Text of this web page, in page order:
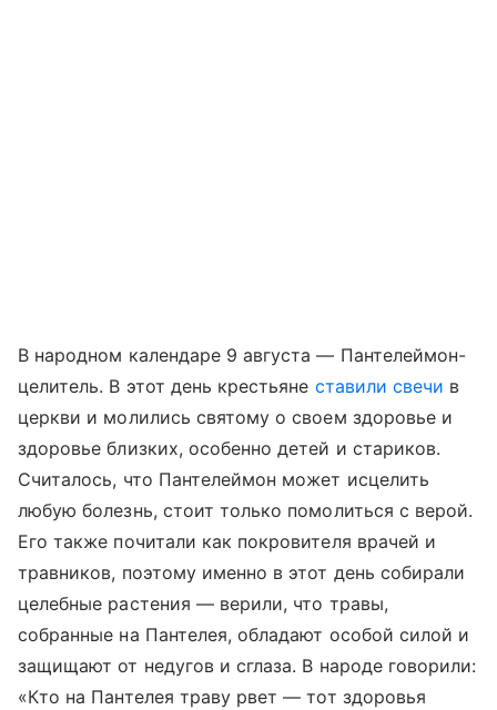
В народном календаре 9 августа — Пантелеймон-
целитель. В этот день крестьяне ставили свечи в
церкви и молились святому о своем здоровье и
здоровье близких, особенно детей и стариков.
Считалось, что Пантелеймон может исцелить
любую болезнь, стоит только помолиться с верой.
Его также почитали как покровителя врачей и
травников, поэтому именно в этот день собирали
целебные растения — верили, что травы,
собранные на Пантелея, обладают особой силой и
защищают от недугов и сглаза. В народе говорили:
«Кто на Пантелея траву рвет — тот здоровья